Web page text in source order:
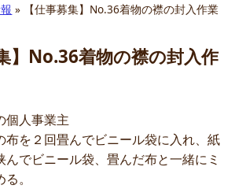
» 【仕事募集】No.36着物の襟の封入作業
】No.36着物の襟の封入作
人事業主
を２回畳んでビニール袋に入れ、紙
んでビニール袋、畳んだ布と一緒にミ
。